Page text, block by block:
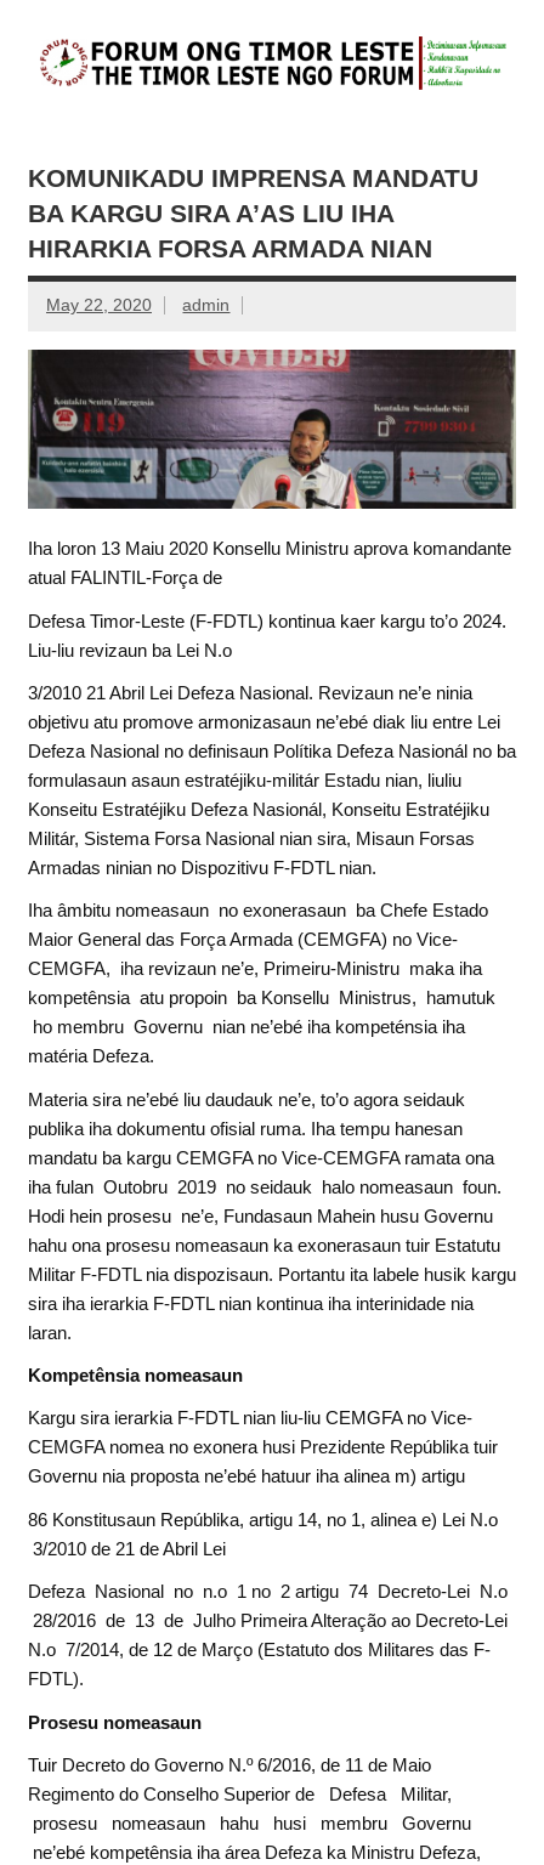
content
Timor – Leste
KOMUNIKADU IMPRENSA MANDATU
BA KARGU SIRA A’AS LIU IHA
HIRARKIA FORSA ARMADA NIAN
May 22, 2020 admin
Iha loron 13 Maiu 2020 Konsellu Ministru aprova komandante
atual FALINTIL-Força de
Defesa Timor-Leste (F-FDTL) kontinua kaer kargu to’o 2024.
Liu-liu revizaun ba Lei N.o
3/2010 21 Abril Lei Defeza Nasional. Revizaun ne’e ninia
objetivu atu promove armonizasaun ne’ebé diak liu entre Lei
Defeza Nasional no definisaun Polítika Defeza Nasionál no ba
formulasaun asaun estratéjiku-militár Estadu nian, liuliu
Konseitu Estratéjiku Defeza Nasionál, Konseitu Estratéjiku
Militár, Sistema Forsa Nasional nian sira, Misaun Forsas
Armadas ninian no Dispozitivu F-FDTL nian.
Iha âmbitu nomeasaun no exonerasaun ba Chefe Estado
Maior General das Força Armada (CEMGFA) no Vice-
CEMGFA, iha revizaun ne’e, Primeiru-Ministru maka iha
kompetênsia atu propoin ba Konsellu Ministrus, hamutuk
ho membru Governu nian ne’ebé iha kompeténsia iha
matéria Defeza.
Materia sira ne’ebé liu daudauk ne’e, to’o agora seidauk
publika iha dokumentu ofisial ruma. Iha tempu hanesan
mandatu ba kargu CEMGFA no Vice-CEMGFA ramata ona
iha fulan Outobru 2019 no seidauk halo nomeasaun foun.
Hodi hein prosesu ne’e, Fundasaun Mahein husu Governu
hahu ona prosesu nomeasaun ka exonerasaun tuir Estatutu
Militar F-FDTL nia dispozisaun. Portantu ita labele husik kargu
sira iha ierarkia F-FDTL nian kontinua iha interinidade nia
laran.
Kompetênsia nomeasaun
Kargu sira ierarkia F-FDTL nian liu-liu CEMGFA no Vice-
CEMGFA nomea no exonera husi Prezidente Repúblika tuir
Governu nia proposta ne’ebé hatuur iha alinea m) artigu
86 Konstitusaun Repúblika, artigu 14, no 1, alinea e) Lei N.o
3/2010 de 21 de Abril Lei
Defeza Nasional no n.o 1 no 2 artigu 74 Decreto-Lei N.o
28/2016 de 13 de Julho Primeira Alteração ao Decreto-Lei
N.o 7/2014, de 12 de Março (Estatuto dos Militares das F-
FDTL).
Prosesu nomeasaun
Tuir Decreto do Governo N.º 6/2016, de 11 de Maio
Regimento do Conselho Superior de Defesa Militar,
prosesu nomeasaun hahu husi membru Governu
ne’ebé kompetênsia iha área Defeza ka Ministru Defeza,